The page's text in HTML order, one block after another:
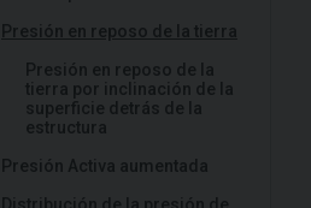
Presión en reposo de la tierra
Presión en reposo de la
tierra por inclinación de la
superficie detrás de la
estructura
Presión Activa aumentada